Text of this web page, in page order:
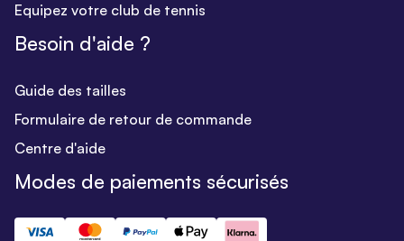
Equipez votre club de tennis
Besoin d'aide ?
Guide des tailles
Formulaire de retour de commande
Centre d'aide
Modes de paiements sécurisés